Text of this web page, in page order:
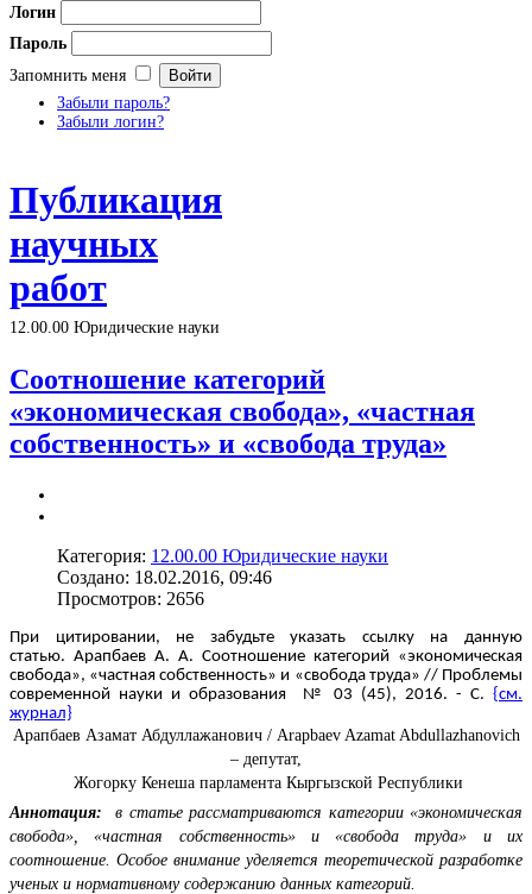
Логин
Пароль
Запомнить меня
Забыли пароль?
Забыли логин?
Публикация
научных
работ
12.00.00 Юридические науки
Соотношение категорий
«экономическая свобода», «частная
собственность» и «свобода труда»
Категория: 12.00.00 Юридические науки
Создано: 18.02.2016, 09:46
Просмотров: 2656
При цитировании, не забудьте указать ссылку на данную
статью. Арапбаев А. А. Соотношение категорий «экономическая
свобода», «частная собственность» и «свобода труда» // Проблемы
современной науки и образования № 03 (45), 2016. - С. {см.
журнал}
Арапбаев Азамат Абдуллажанович / Arapbaev Azamat Abdullazhanovich
– депутат,
Жогорку Кенеша парламента Кыргызской Республики
Аннотация: в статье рассматриваются категории «экономическая
свобода», «частная собственность» и «свобода труда» и их
соотношение. Особое внимание уделяется теоретической разработке
ученых и нормативному содержанию данных категорий.